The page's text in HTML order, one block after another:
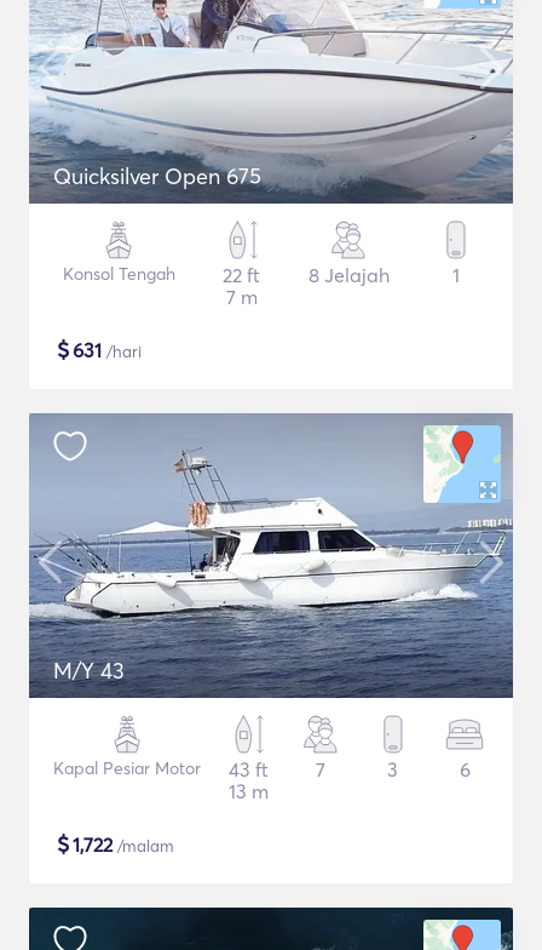
Quicksilver Open 675
Konsol Tengah
22 ft
7 m
8 Jelajah 1
$631 /hari
M/Y 43
Kapal Pesiar Motor
43 ft
13 m
7 3 6
$1,722/malam